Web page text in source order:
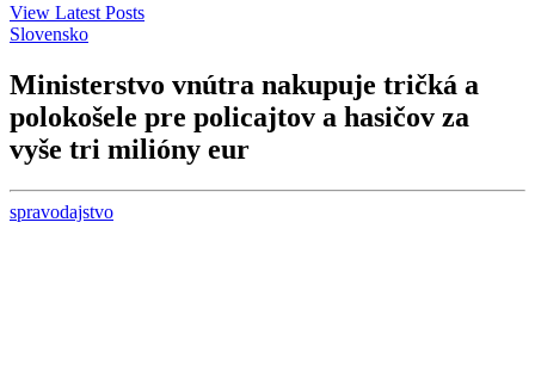
View Latest Posts
Slovensko
Ministerstvo vnútra nakupuje tričká a
polokošele pre policajtov a hasičov za
vyše tri milióny eur
spravodajstvo